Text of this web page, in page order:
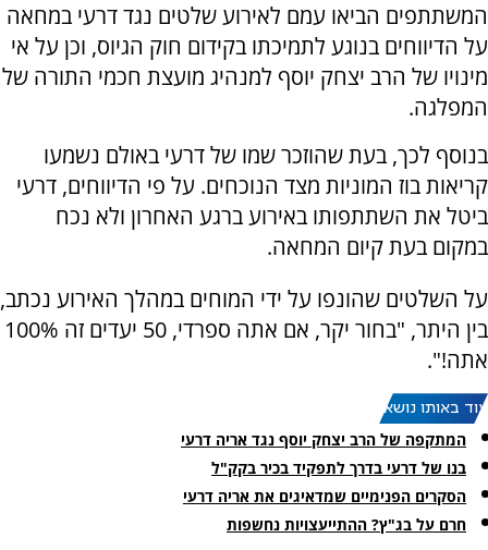
המשתתפים הביאו עמם לאירוע שלטים נגד דרעי במחאה
על הדיווחים בנוגע לתמיכתו בקידום חוק הגיוס, וכן על אי
מינויו של הרב יצחק יוסף למנהיג מועצת חכמי התורה של
המפלגה.
בנוסף לכך, בעת שהוזכר שמו של דרעי באולם נשמעו
קריאות בוז המוניות מצד הנוכחים. על פי הדיווחים, דרעי
ביטל את השתתפותו באירוע ברגע האחרון ולא נכח
במקום בעת קיום המחאה.
על השלטים שהונפו על ידי המוחים במהלך האירוע נכתב,
בין היתר, "בחור יקר, אם אתה ספרדי, 50 יעדים זה 100%
אתה!".
עוד באותו נושא:
המתקפה של הרב יצחק יוסף נגד אריה דרעי
בנו של דרעי בדרך לתפקיד בכיר בקק"ל
הסקרים הפנימיים שמדאיגים את אריה דרעי
חרם על בג"ץ? ההתייעצויות נחשפות